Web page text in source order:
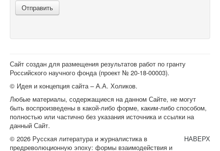
Отправить
Сайт создан для размещения результатов работ по гранту
Российского научного фонда (проект № 20-18-00003).
© Идея и концепция сайта – А.А. Холиков.
Любые материалы, содержащиеся на данном Сайте, не могут
быть воспроизведены в какой-либо форме, каким-либо способом,
полностью или частично без указания источника и ссылки на
данный Сайт.
НАВЕРХ
© 2026 Русская литература и журналистика в
предреволюционную эпоху: формы взаимодействия и